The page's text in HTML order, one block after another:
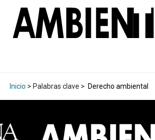
Inicio > Palabras clave > Derecho ambiental